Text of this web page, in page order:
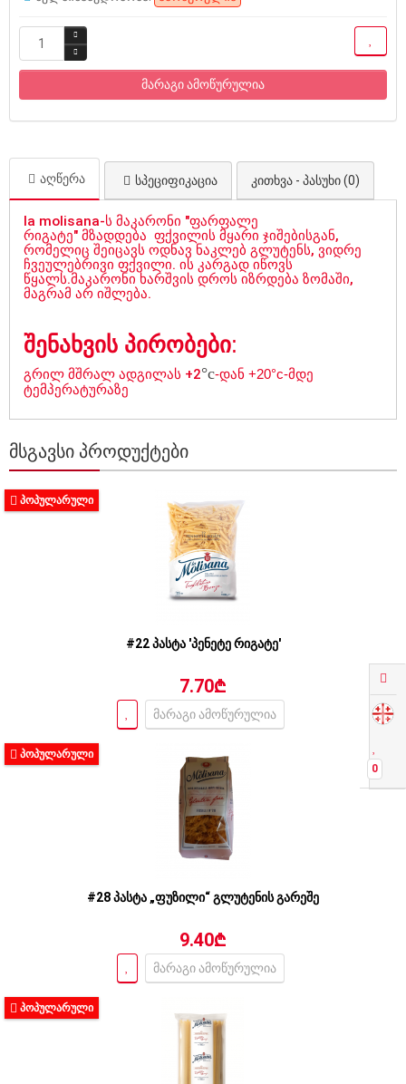
0
მარაგი ამოწურულია
აღწერა სპეციფიკაცია კითხვა - პასუხი (0)
la molisana-ს მაკარონი "ფარფალე
რიგატე" მზადდება ფქვილის მყარი ჯიშებისგან,
რომელიც შეიცავს ოდნავ ნაკლებ გლუტენს, ვიდრე
ჩვეულებრივი ფქვილი. ის კარგად იწოვს
წყალს.მაკარონი ხარშვის დროს იზრდება ზომაში,
მაგრამ არ იშლება.
შენახვის პირობები:
გრილ მშრალ ადგილას +2°c-დან +20°c-მდე
ტემპერატურაზე
ᲛᲡᲒᲐᲕᲡᲘ ᲞᲠᲝᲓᲣᲥᲢᲔᲑᲘ
ᲞᲝᲞᲣᲚᲐᲠᲣᲚᲘ
#22 პასტა 'პენეტე რიგატე'
7.70₾
მარაგი ამოწურულია
ᲞᲝᲞᲣᲚᲐᲠᲣᲚᲘ
#28 პასტა „ფუზილი“ გლუტენის გარეშე
9.40₾
მარაგი ამოწურულია
ᲞᲝᲞᲣᲚᲐᲠᲣᲚᲘ